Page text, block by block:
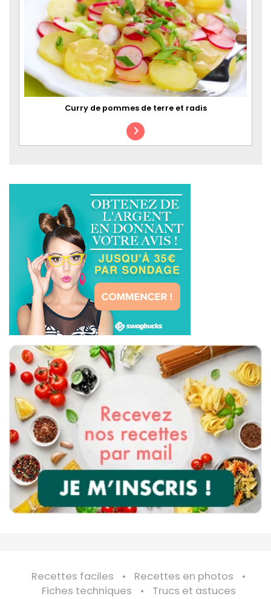
Curry de pommes de terre et radis
Recettes faciles
Recettes en photos
Fiches techniques
Trucs et astuces